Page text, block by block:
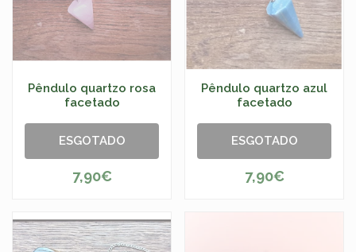
Pêndulo quartzo rosa
facetado
ESGOTADO
7,90€
Pêndulo quartzo azul
facetado
ESGOTADO
7,90€